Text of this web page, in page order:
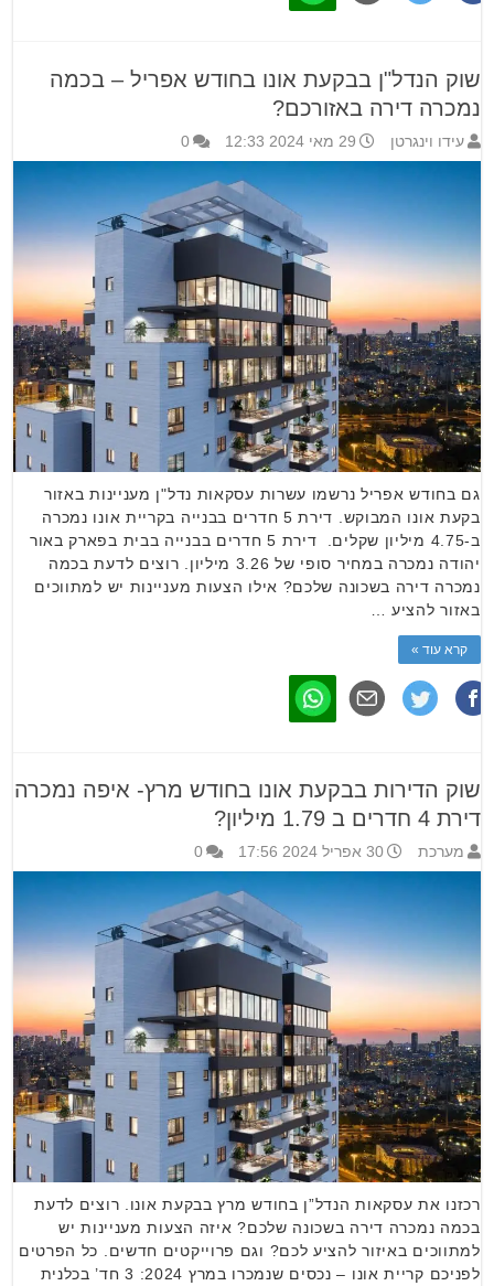
שוק הנדל"ן בבקעת אונו בחודש אפריל – בכמה
נמכרה דירה באזורכם?
עידו וינגרטן 29 מאי 2024 12:33 0
גם בחודש אפריל נרשמו עשרות עסקאות נדל"ן מעניינות באזור
בקעת אונו המבוקש. דירת 5 חדרים בבנייה בקריית אונו נמכרה
ב-4.75 מיליון שקלים. דירת 5 חדרים בבנייה בבית בפארק באור
יהודה נמכרה במחיר סופי של 3.26 מיליון. רוצים לדעת בכמה
נמכרה דירה בשכונה שלכם? אילו הצעות מעניינות יש למתווכים
באזור להציע …
קרא עוד »
שוק הדירות בבקעת אונו בחודש מרץ- איפה נמכרה
דירת 4 חדרים ב 1.79 מיליון?
מערכת 30 אפריל 2024 17:56 0
רכזנו את עסקאות הנדל”ן בחודש מרץ בבקעת אונו. רוצים לדעת
בכמה נמכרה דירה בשכונה שלכם? איזה הצעות מעניינות יש
למתווכים באיזור להציע לכם? וגם פרוייקטים חדשים. כל הפרטים
לפניכם קריית אונו – נכסים שנמכרו במרץ 2024: 3 חד’ בכלנית